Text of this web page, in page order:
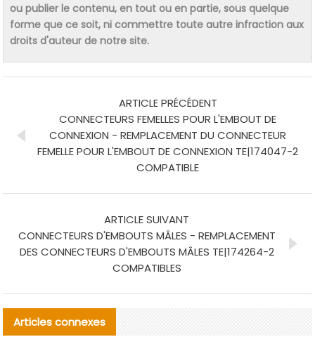
ou publier le contenu, en tout ou en partie, sous quelque
forme que ce soit, ni commettre toute autre infraction aux
droits d'auteur de notre site.
ARTICLE PRÉCÉDENT
CONNECTEURS FEMELLES POUR L'EMBOUT DE
CONNEXION - REMPLACEMENT DU CONNECTEUR
FEMELLE POUR L'EMBOUT DE CONNEXION TE|174047-2
COMPATIBLE
ARTICLE SUIVANT
CONNECTEURS D'EMBOUTS MÂLES - REMPLACEMENT
DES CONNECTEURS D'EMBOUTS MÂLES TE|174264-2
COMPATIBLES
Articles connexes